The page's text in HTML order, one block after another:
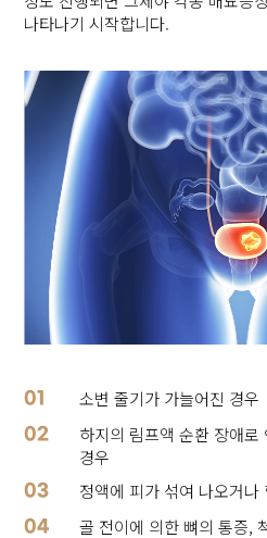
나타나기 시작합니다.
01 소변 줄기가 가늘어진 경우
02
하지의 림프액 순환 장애로
경우
03 정액에 피가 섞여 나오거나
04
골 전이에 의한 뼈의 통증,